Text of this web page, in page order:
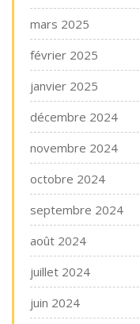
mars 2025
février 2025
janvier 2025
décembre 2024
novembre 2024
octobre 2024
septembre 2024
août 2024
juillet 2024
juin 2024